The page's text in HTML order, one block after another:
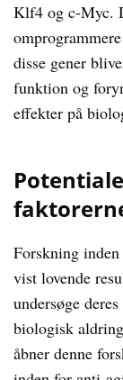
Klf4 og c-Myc.
disse gener
funktion og
effekter på
Forskning
vist lovende
undersøge
biologisk
åbner denne